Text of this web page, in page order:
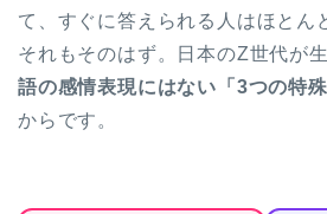
て、すぐに答えられる人はほとん
それもそのはず。日本のZ世代が
語の感情表現にはない「3つの特殊
からです。